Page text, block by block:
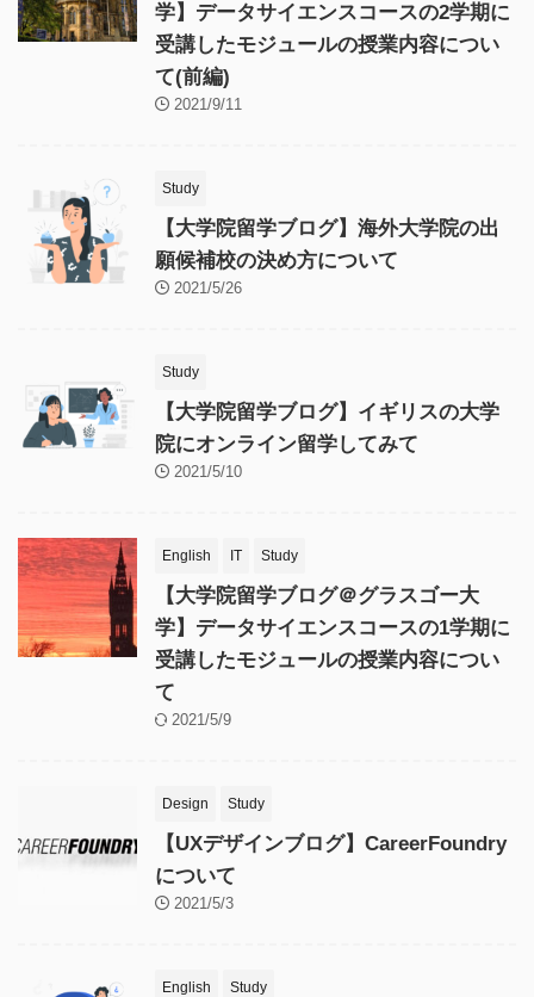
学】データサイエンスコースの2学期に
受講したモジュールの授業内容につい
て(前編)
2021/9/11
Study
【大学院留学ブログ】海外大学院の出
願候補校の決め方について
2021/5/26
Study
【大学院留学ブログ】イギリスの大学
院にオンライン留学してみて
2021/5/10
English IT Study
【大学院留学ブログ＠グラスゴー大
学】データサイエンスコースの1学期に
受講したモジュールの授業内容につい
て
2021/5/9
Design Study
【UXデザインブログ】CareerFoundry
について
2021/5/3
English Study